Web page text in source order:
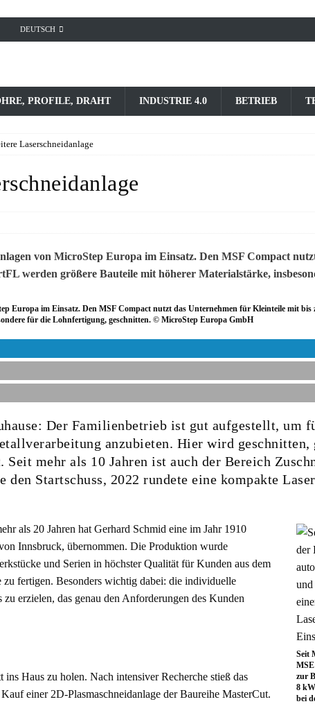
DEUTSCH
PROFILE, DRAHT INDUSTRIE 4.0 BETRIEB
Laserschneidanlage
Europa im Einsatz. Den MSF Compact nutzt das Unternehmen für Kleinteile mit
für die Lohnfertigung, geschnitten. © MicroStep Europa GmbH
Der Familienbetrieb ist gut aufgestellt, um
anzubieten. Hier wird geschnitten,
mehr als 10 Jahren ist auch der Bereich
Startschuss, 2022 rundete eine kompakte
Seit
zur
8
bei
als 20 Jahren hat Gerhard Schmid eine im Jahr 1910
Innsbruck, übernommen. Die Produktion wurde
und Serien in höchster Qualität für Kunden aus dem
fertigen. Besonders wichtig dabei: die individuelle
erzielen, das genau den Anforderungen des Kunden
Haus zu holen. Nach intensiver Recherche stieß das
einer 2D-Plasmaschneidanlage der Baureihe MasterCut.